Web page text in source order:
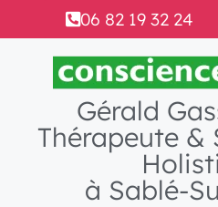
06 82 19 32 24
Gérald
Thérapeute &
à Sablé-